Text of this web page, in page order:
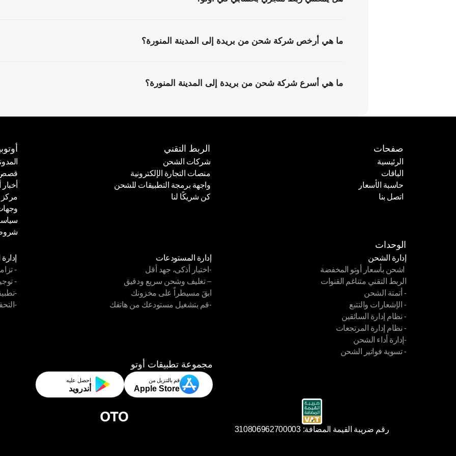
ما هي أرخص شركة شحن من بريدة إلى المدينة المنورة؟
ما هي أسرع شركة شحن من بريدة إلى المدينة المنورة؟
صفحات
الرئيسية
الرئيسية
الباقات
الباقات
حاسبة الأسعار
حاسبة الأسعار
اتصل بنا
الربط التقني
شركات الشحن
شركات الشحن
منصات التجارة الإلكترونية
منصات التجارة الإلكترونية
واجهة برمجة التطبيقات للشحن
واجهة برمجة التطبيقات للشحن
كن شريكًا لنا
قصص
قصص
أخبار
أخبار
مركز
مركز
الوحدات
إدارة الشحن
إدارة الشحن
اشحن بأسعار أوتو المخفضة
اشحن بأسعار أوتو المخفضة
الربط التقني متناغم القنوات
الربط التقني متناغم القنوات
- أتمتة الشحن
- أتمتة الشحن
- الإشعارات والتتبع
- الإشعارات والتتبع
- نظام إدارة السائقين
- نظام إدارة السائقين
- نظام إدارة المرتجعات
- نظام إدارة المرتجعات
-إدارة أداء الشحن
-إدارة أداء الشحن
- تسوية فواتير الشحن
إدارة المستودعات
إدارة المستودعات
-اختيار أذكى، جهد أقل
-اختيار أذكى، جهد أقل
– تغليف وشحن سريع ودقيق
– تغليف وشحن سريع ودقيق
ابقَ مسيطراً على مخزونك
ابقَ مسيطراً على مخزونك
-قم بتشغيل مستودعك من هاتفك
-
-
-
-
-
-
-
مجموعة تطبيقات أوتو
قم بالتنزيل من
Apple Store
احصل عليه
أندرويد
رقم ضريبة القيمة المضافة: 310806962700003